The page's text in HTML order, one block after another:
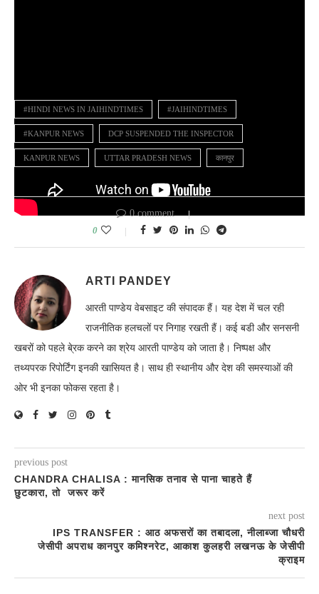
#HINDI NEWS IN JAIHINDTIMES #JAIHINDTIMES
#KANPUR NEWS DCP SUSPENDED THE INSPECTOR
KANPUR NEWS UTTAR PRADESH NEWS कानपुर
0 comment
0
ARTI PANDEY
आरती पाण्डेय वेबसाइट की संपादक हैं। यह देश में चल रही
राजनीतिक हलचलों पर निगाह रखती हैं। कई बडी और सनसनी
खबरों को पहले बे्रक करने का श्रेय आरती पाण्डेय को जाता है। निष्पक्ष और
तथ्यपरक रिपोर्टिंग इनकी खासियत है। साथ ही स्थानीय और देश की समस्याओं की
ओर भी इनका फोकस रहता है।
previous post
CHANDRA CHALISA : मानसिक तनाव से पाना चाहते हैं
छुटकारा, तो जरूर करें
next post
IPS TRANSFER : आठ अफसरों का तबादला, नीलाब्जा चौधरी
जेसीपी अपराध कानपुर कमिश्नरेट, आकाश कुलहरी लखनऊ के जेसीपी
क्राइम